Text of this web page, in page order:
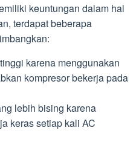
keuntungan dalam hal
terdapat beberapa
karena menggunakan
kompresor bekerja pada
lebih bising karena
keras setiap kali AC